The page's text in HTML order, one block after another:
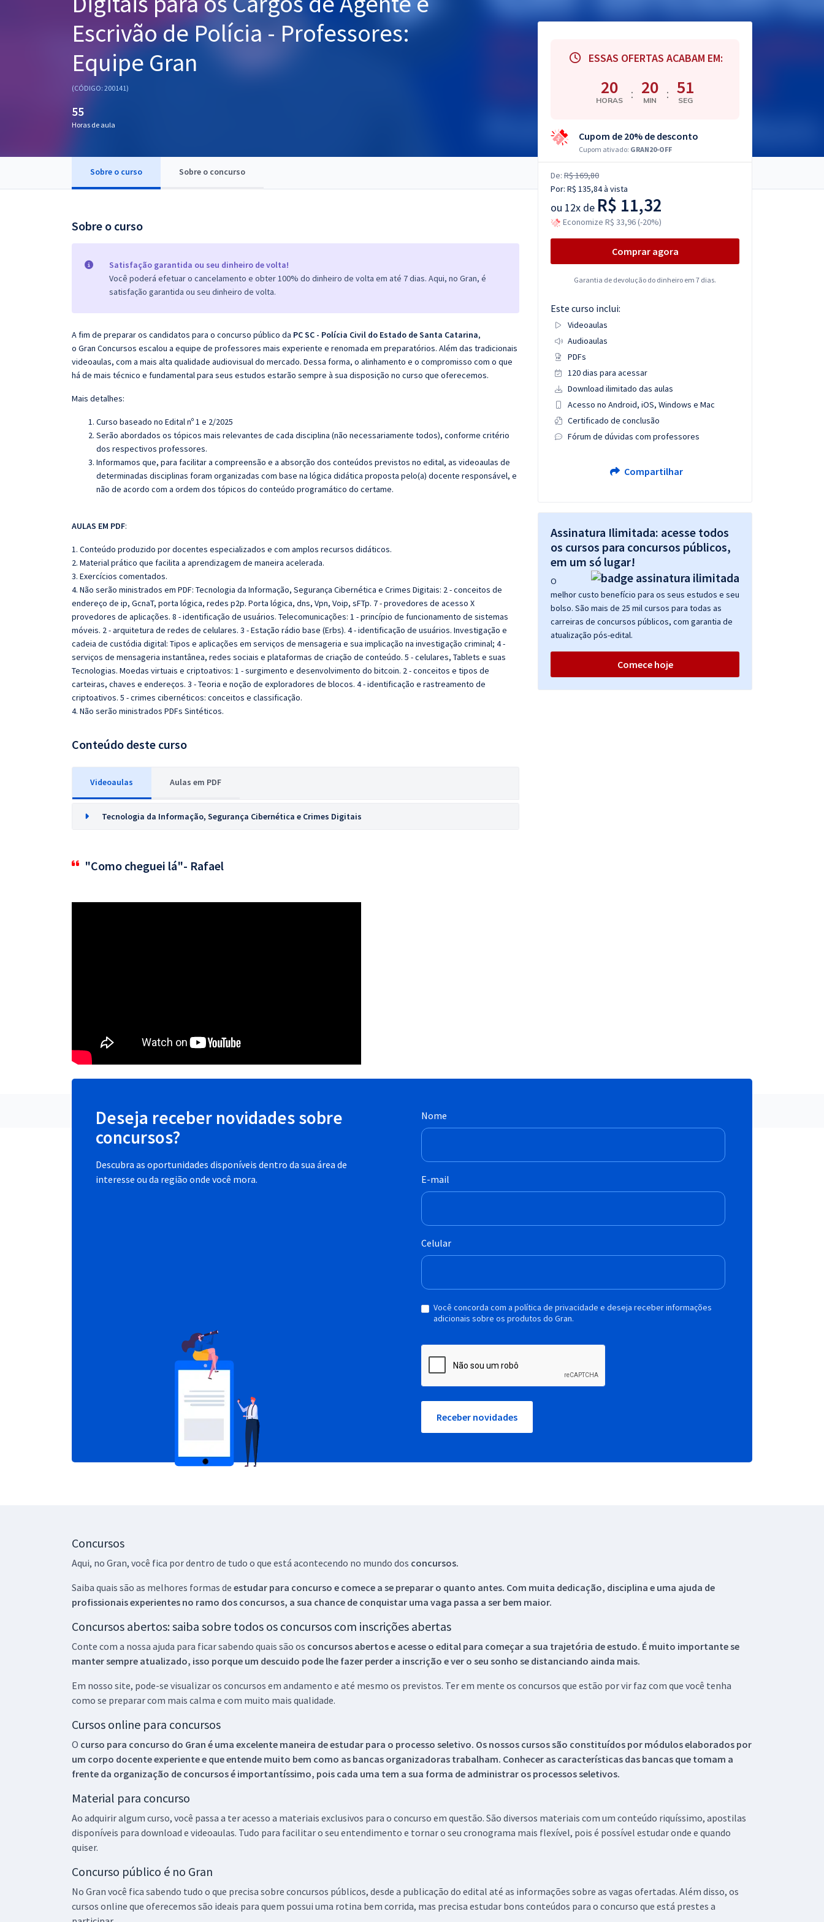
Questões grátis
Escrivão de Polícia - Professores:
Equipe Gran
(CÓDIGO: 200141)
55
Horas de aula
Sobre o curso Sobre o concurso
Sobre o curso
Satisfação garantida ou seu dinheiro de volta!
Você poderá efetuar o cancelamento e obter 100% do dinheiro de volta em até 7 dias. Aqui, no Gran, é
satisfação garantida ou seu dinheiro de volta.
A fim de preparar os candidatos para o concurso público da PC SC - Polícia Civil do Estado de Santa Catarina,
o Gran Concursos escalou a equipe de professores mais experiente e renomada em preparatórios. Além das tradicionais
videoaulas, com a mais alta qualidade audiovisual do mercado. Dessa forma, o alinhamento e o compromisso com o que
há de mais técnico e fundamental para seus estudos estarão sempre à sua disposição no curso que oferecemos.
Mais detalhes:
Curso baseado no Edital nº 1 e 2/2025
Serão abordados os tópicos mais relevantes de cada disciplina (não necessariamente todos), conforme critério
dos respectivos professores.
Informamos que, para facilitar a compreensão e a absorção dos conteúdos previstos no edital, as videoaulas de
determinadas disciplinas foram organizadas com base na lógica didática proposta pelo(a) docente responsável, e
não de acordo com a ordem dos tópicos do conteúdo programático do certame.
AULAS EM PDF:
1. Conteúdo produzido por docentes especializados e com amplos recursos didáticos.
2. Material prático que facilita a aprendizagem de maneira acelerada.
3. Exercícios comentados.
4. Não serão ministrados em PDF: Tecnologia da Informação, Segurança Cibernética e Crimes Digitais: 2 - conceitos de
endereço de ip, GcnaT, porta lógica, redes p2p. Porta lógica, dns, Vpn, Voip, sFTp. 7 - provedores de acesso X
provedores de aplicações. 8 - identificação de usuários. Telecomunicações: 1 - princípio de funcionamento de sistemas
móveis. 2 - arquitetura de redes de celulares. 3 - Estação rádio base (Erbs). 4 - identificação de usuários. Investigação e
cadeia de custódia digital: Tipos e aplicações em serviços de mensageria e sua implicação na investigação criminal; 4 -
serviços de mensageria instantânea, redes sociais e plataformas de criação de conteúdo. 5 - celulares, Tablets e suas
Tecnologias. Moedas virtuais e criptoativos: 1 - surgimento e desenvolvimento do bitcoin. 2 - conceitos e tipos de
carteiras, chaves e endereços. 3 - Teoria e noção de exploradores de blocos. 4 - identificação e rastreamento de
criptoativos. 5 - crimes cibernéticos: conceitos e classificação.
4. Não serão ministrados PDFs Sintéticos.
Conteúdo deste curso
Videoaulas Aulas em PDF
Tecnologia da Informação, Segurança Cibernética e Crimes Digitais
"Como cheguei lá"- Rafael
ESSAS OFERTAS ACABAM EM:
20
HORAS : 20
MIN : 50
SEG
Cupom de 20% de desconto
Cupom ativado: GRAN20-OFF
De: R$ 169,80
Por: R$ 135,84à vista
ou 12x de R$ 11,32
Economize R$ 33,96 (-20%)
Comprar agora
Garantia de devolução do dinheiro em 7 dias.
Este curso inclui:
Videoaulas
Audioaulas
PDFs
120 dias para acessar
Download ilimitado das aulas
Acesso no Android, iOS, Windows e Mac
Certificado de conclusão
Fórum de dúvidas com professores
Compartilhar
Assinatura Ilimitada: acesse todos
os cursos para concursos públicos,
em um só lugar!
O
melhor custo benefício para os seus estudos e seu
bolso. São mais de 25 mil cursos para todas as
carreiras de concursos públicos, com garantia de
atualização pós-edital.
Comece hoje
Deseja receber novidades sobre
concursos?
Descubra as oportunidades disponíveis dentro da sua área de
interesse ou da região onde você mora.
Nome
E-mail
Celular
Você concorda com a política de privacidade e deseja receber informações
adicionais sobre os produtos do Gran.
Receber novidades
Concursos
Aqui, no Gran, você fica por dentro de tudo o que está acontecendo no mundo dos concursos.
Saiba quais são as melhores formas de estudar para concurso e comece a se preparar o quanto antes. Com muita dedicação, disciplina e uma ajuda de
profissionais experientes no ramo dos concursos, a sua chance de conquistar uma vaga passa a ser bem maior.
Concursos abertos: saiba sobre todos os concursos com inscrições abertas
Conte com a nossa ajuda para ficar sabendo quais são os concursos abertos e acesse o edital para começar a sua trajetória de estudo. É muito importante se
manter sempre atualizado, isso porque um descuido pode lhe fazer perder a inscrição e ver o seu sonho se distanciando ainda mais.
Em nosso site, pode-se visualizar os concursos em andamento e até mesmo os previstos. Ter em mente os concursos que estão por vir faz com que você tenha
como se preparar com mais calma e com muito mais qualidade.
Cursos online para concursos
O curso para concurso do Gran é uma excelente maneira de estudar para o processo seletivo. Os nossos cursos são constituídos por módulos elaborados por
um corpo docente experiente e que entende muito bem como as bancas organizadoras trabalham. Conhecer as características das bancas que tomam a
frente da organização de concursos é importantíssimo, pois cada uma tem a sua forma de administrar os processos seletivos.
Material para concurso
Ao adquirir algum curso, você passa a ter acesso a materiais exclusivos para o concurso em questão. São diversos materiais com um conteúdo riquíssimo, apostilas
disponíveis para download e videoaulas. Tudo para facilitar o seu entendimento e tornar o seu cronograma mais flexível, pois é possível estudar onde e quando
quiser.
Concurso público é no Gran
No Gran você fica sabendo tudo o que precisa sobre concursos públicos, desde a publicação do edital até as informações sobre as vagas ofertadas. Além disso, os
cursos online que oferecemos são ideais para quem possui uma rotina bem corrida, mas precisa estudar bons conteúdos para o concurso que está prestes a